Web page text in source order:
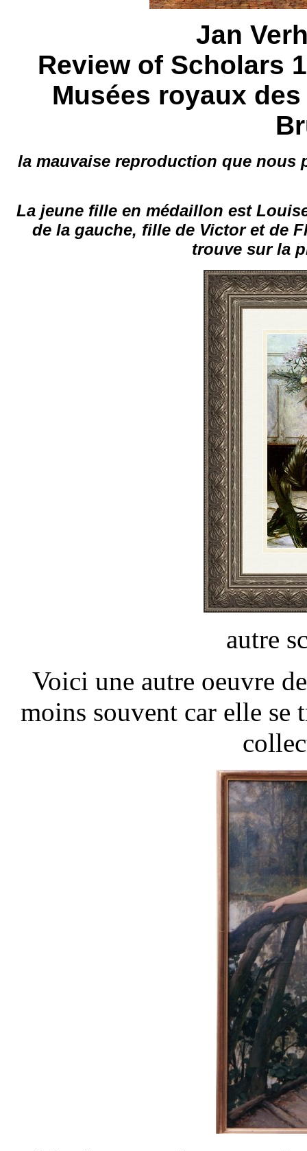
Jan
Review of Scholars
Musées royaux
la mauvaise reproduction que nous
La jeune fille en médaillon est
de la gauche, fille de Victor et de
trouve sur la
autre
Voici une autre oeuvre
moins souvent car elle se